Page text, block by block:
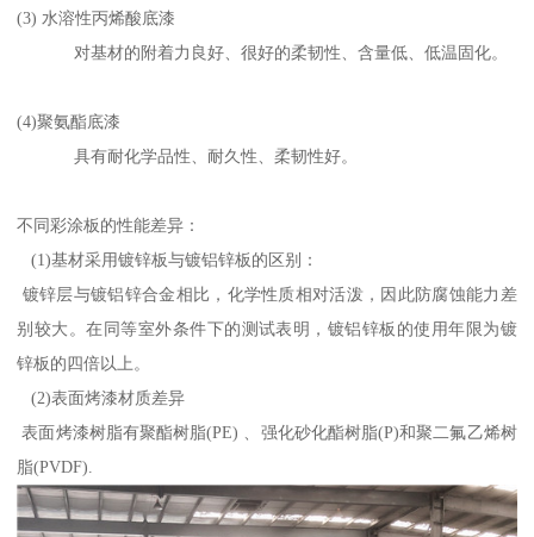
(3) 水溶性丙烯酸底漆
对基材的附着力良好、很好的柔韧性、含量低、低温固化。
(4)聚氨酯底漆
具有耐化学品性、耐久性、柔韧性好。
不同彩涂板的性能差异：
(1)基材采用镀锌板与镀铝锌板的区别：
镀锌层与镀铝锌合金相比，化学性质相对活泼，因此防腐蚀能力差
别较大。在同等室外条件下的测试表明，镀铝锌板的使用年限为镀
锌板的四倍以上。
(2)表面烤漆材质差异
表面烤漆树脂有聚酯树脂(PE) 、强化砂化酯树脂(P)和聚二氟乙烯树
脂(PVDF).